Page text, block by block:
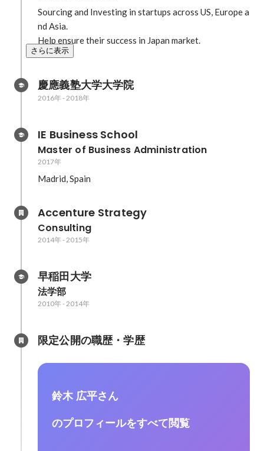
Sourcing and Investing in startups across US, Europe a
nd Asia.
Help ensure their success in Japan market.
さらに表示
慶應義塾大学大学院
2016年-2018年
IE Business School
Master of Business Administration
2017年
Madrid, Spain
Accenture Strategy
Consulting
2014年-2015年
早稲田大学
法学部
2010年-2014年
限定公開の職歴・学歴
鈴木 広平さん
のプロフィールをすべて閲覧